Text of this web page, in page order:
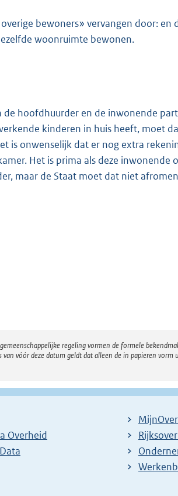
bewoners» vervangen door: en
woonruimte bewonen.
hoofdhuurder en de inwonende
kinderen in huis heeft, moet
is onwenselijk dat er nog extra
Het is prima als deze inwonende
maar de Staat moet dat niet
regeling vormen de formele
vóór deze datum geldt dat alleen de in papieren vorm
Overheid
E
x
t
E
x
E